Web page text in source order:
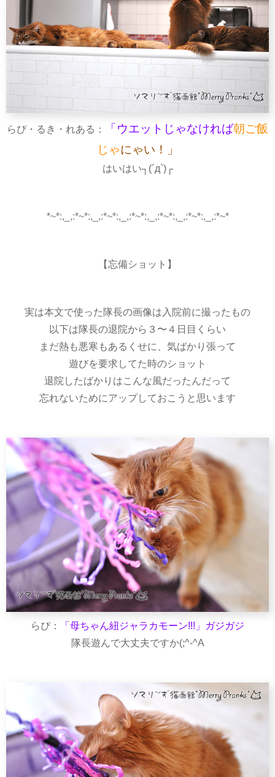
らぴ・るき・れある： 「ウエットじゃなければ朝ご飯
じゃにゃい！」
はいはい┐(´д`)┌
*~*:,_,:*~*:,_,:*~*:,_,:*~*:,_,:*~*:,_,:*~*:,_,:*~*
【忘備ショット】
実は本文で使った隊長の画像は入院前に撮ったもの
以下は隊長の退院から３〜４日目くらい
まだ熱も悪寒もあるくせに、気ばかり張って
遊びを要求してた時のショット
退院したばかりはこんな風だったんだって
忘れないためにアップしておこうと思います
らぴ：
「母ちゃん紐ジャラカモーン!!!」ガジガジ
隊長遊んで大丈夫ですか(;^-^A